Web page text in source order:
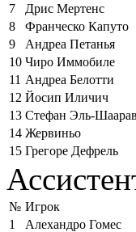
7
Дрис Мертенс
8
Франческо Капуто
9
Андреа Петанья
10 Чиро Иммобиле
11 Андреа Белотти
12 Йосип Иличич
13 Стефан Эль-
14 Жервиньо
15 Грегоре Дефрель
№ Игрок
1
Алехандро Гомес